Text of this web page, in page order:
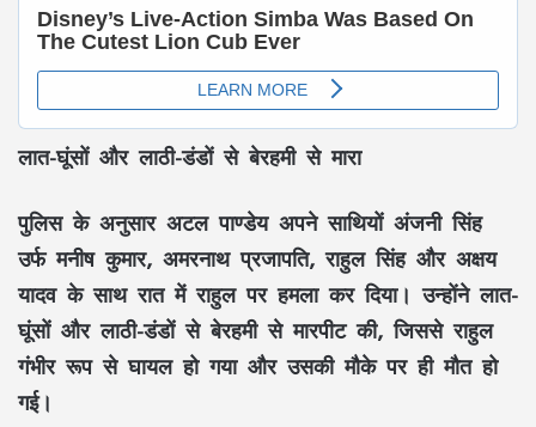
लात-घूंसों और लाठी-डंडों से बेरहमी से मारा
पुलिस के अनुसार अटल पाण्डेय अपने साथियों अंजनी सिंह
उर्फ मनीष कुमार, अमरनाथ प्रजापति, राहुल सिंह और अक्षय
यादव के साथ रात में राहुल पर हमला कर दिया। उन्होंने लात-
घूंसों और लाठी-डंडों से बेरहमी से मारपीट की, जिससे राहुल
गंभीर रूप से घायल हो गया और उसकी मौके पर ही मौत हो
गई।